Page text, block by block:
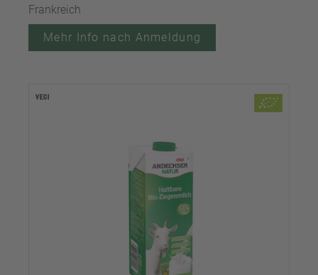
Frankreich
Mehr Info nach Anmeldung